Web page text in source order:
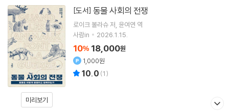
미리보기
[도서] 동물 사회의 전쟁
로이크 볼라슈저 윤여연 역
사람in
2026.1.15.
10% 18,000원
1,000원
10.0 (1)